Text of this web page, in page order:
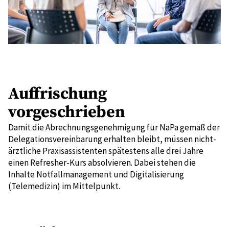
Auffrischung
vorgeschrieben
Damit die Abrechnungsgenehmigung für NäPa gemäß der
Delegationsvereinbarung erhalten bleibt, müssen nicht-
ärztliche Praxisassistenten spätestens alle drei Jahre
einen Refresher-Kurs absolvieren. Dabei stehen die
Inhalte Notfallmanagement und Digitalisierung
(Telemedizin) im Mittelpunkt.